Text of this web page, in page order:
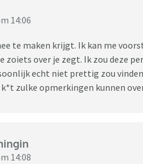
14:06
te maken krijgt. Ik kan me
zoiets over je zegt. Ik zou deze
echt niet prettig zou
zulke opmerkingen kunnen
14:08